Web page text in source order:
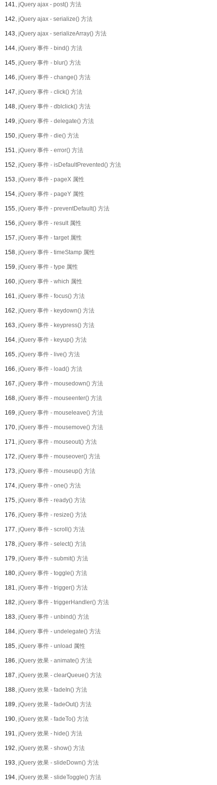
141、jQuery ajax - post() 方法
142、jQuery ajax - serialize() 方法
143、jQuery ajax - serializeArray() 方法
144、jQuery 事件 - bind() 方法
145、jQuery 事件 - blur() 方法
146、jQuery 事件 - change() 方法
147、jQuery 事件 - click() 方法
148、jQuery 事件 - dblclick() 方法
149、jQuery 事件 - delegate() 方法
150、jQuery 事件 - die() 方法
151、jQuery 事件 - error() 方法
152、jQuery 事件 - isDefaultPrevented() 方法
153、jQuery 事件 - pageX 属性
154、jQuery 事件 - pageY 属性
155、jQuery 事件 - preventDefault() 方法
156、jQuery 事件 - result 属性
157、jQuery 事件 - target 属性
158、jQuery 事件 - timeStamp 属性
159、jQuery 事件 - type 属性
160、jQuery 事件 - which 属性
161、jQuery 事件 - focus() 方法
162、jQuery 事件 - keydown() 方法
163、jQuery 事件 - keypress() 方法
164、jQuery 事件 - keyup() 方法
165、jQuery 事件 - live() 方法
166、jQuery 事件 - load() 方法
167、jQuery 事件 - mousedown() 方法
168、jQuery 事件 - mouseenter() 方法
169、jQuery 事件 - mouseleave() 方法
170、jQuery 事件 - mousemove() 方法
171、jQuery 事件 - mouseout() 方法
172、jQuery 事件 - mouseover() 方法
173、jQuery 事件 - mouseup() 方法
174、jQuery 事件 - one() 方法
175、jQuery 事件 - ready() 方法
176、jQuery 事件 - resize() 方法
177、jQuery 事件 - scroll() 方法
178、jQuery 事件 - select() 方法
179、jQuery 事件 - submit() 方法
180、jQuery 事件 - toggle() 方法
181、jQuery 事件 - trigger() 方法
182、jQuery 事件 - triggerHandler() 方法
183、jQuery 事件 - unbind() 方法
184、jQuery 事件 - undelegate() 方法
185、jQuery 事件 - unload 属性
186、jQuery 效果 - animate() 方法
187、jQuery 效果 - clearQueue() 方法
188、jQuery 效果 - fadeIn() 方法
189、jQuery 效果 - fadeOut() 方法
190、jQuery 效果 - fadeTo() 方法
191、jQuery 效果 - hide() 方法
192、jQuery 效果 - show() 方法
193、jQuery 效果 - slideDown() 方法
194、jQuery 效果 - slideToggle() 方法